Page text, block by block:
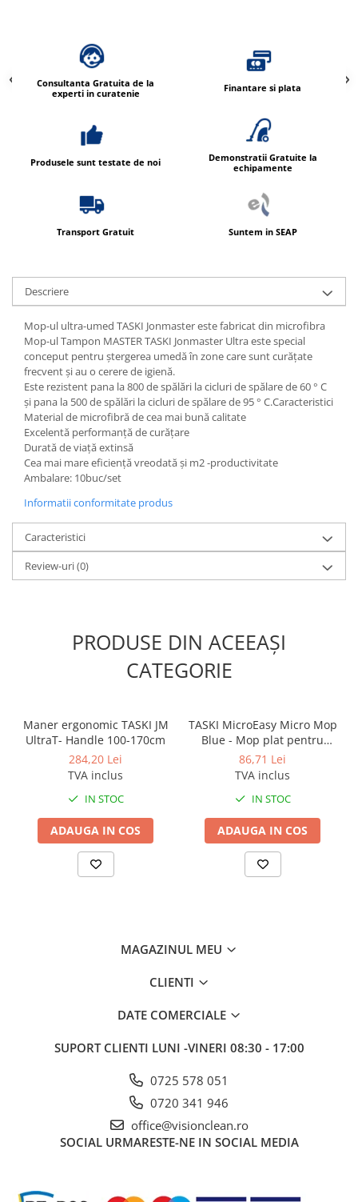
Consultanta Gratuita de la
experti in curatenie
Finantare si plata
Produsele sunt testate de noi
Demonstratii Gratuite la
echipamente
Transport Gratuit Suntem in SEAP
Descriere
Mop-ul ultra-umed TASKI Jonmaster este fabricat din microfibra
Mop-ul Tampon MASTER TASKI Jonmaster Ultra este special
conceput pentru ștergerea umedă în zone care sunt curățate
frecvent și au o cerere de igienă.
Este rezistent pana la 800 de spălări la cicluri de spălare de 60 ° C
și pana la 500 de spălări la cicluri de spălare de 95 ° C.Caracteristici
Material de microfibră de cea mai bună calitate
Excelentă performanță de curățare
Durată de viață extinsă
Cea mai mare eficiență vreodată și m2 -productivitate
Ambalare: 10buc/set
Informatii conformitate produs
Caracteristici
Review-uri(0)
PRODUSE DIN ACEEAȘI
CATEGORIE
Maner ergonomic TASKI JM
UltraT- Handle 100-170cm
284,20 Lei
TVA inclus
IN STOC
ADAUGA IN COS
TASKI MicroEasy Micro Mop
Blue - Mop plat pentru
suprafete dure
86,71 Lei
TVA inclus
IN STOC
ADAUGA IN COS
MAGAZINUL MEU
CLIENTI
DATE COMERCIALE
SUPORT CLIENTI LUNI -VINERI 08:30 - 17:00
0725 578 051
0720 341 946
office@visionclean.ro
SOCIAL URMARESTE-NE IN SOCIAL MEDIA